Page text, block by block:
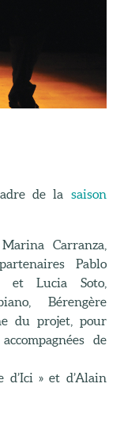
de la saison
Carranza,
Pablo
et Lucia Soto,
Bérengère
du projet, pour
de
» et d’Alain